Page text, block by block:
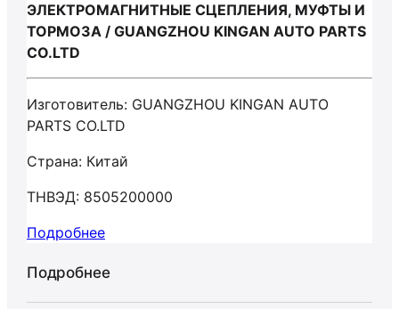
ЭЛЕКТРОМАГНИТНЫЕ СЦЕПЛЕНИЯ, МУФТЫ И
ТОРМОЗА / GUANGZHOU KINGAN AUTO PARTS
CO.LTD
Изготовитель: GUANGZHOU KINGAN AUTO
PARTS CO.LTD
Страна: Китай
ТНВЭД: 8505200000
Подробнее
Подробнее